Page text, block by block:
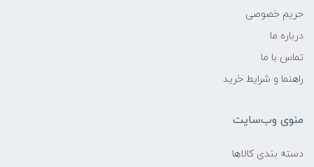
حریم خصوصی
درباره ما
تماس با ما
راهنما و شرایط خرید
منوی وب‌سایت
دسته بندی کالاها